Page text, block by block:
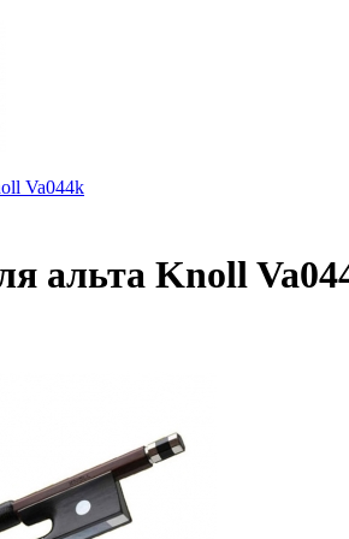
Va044k
альта Knoll